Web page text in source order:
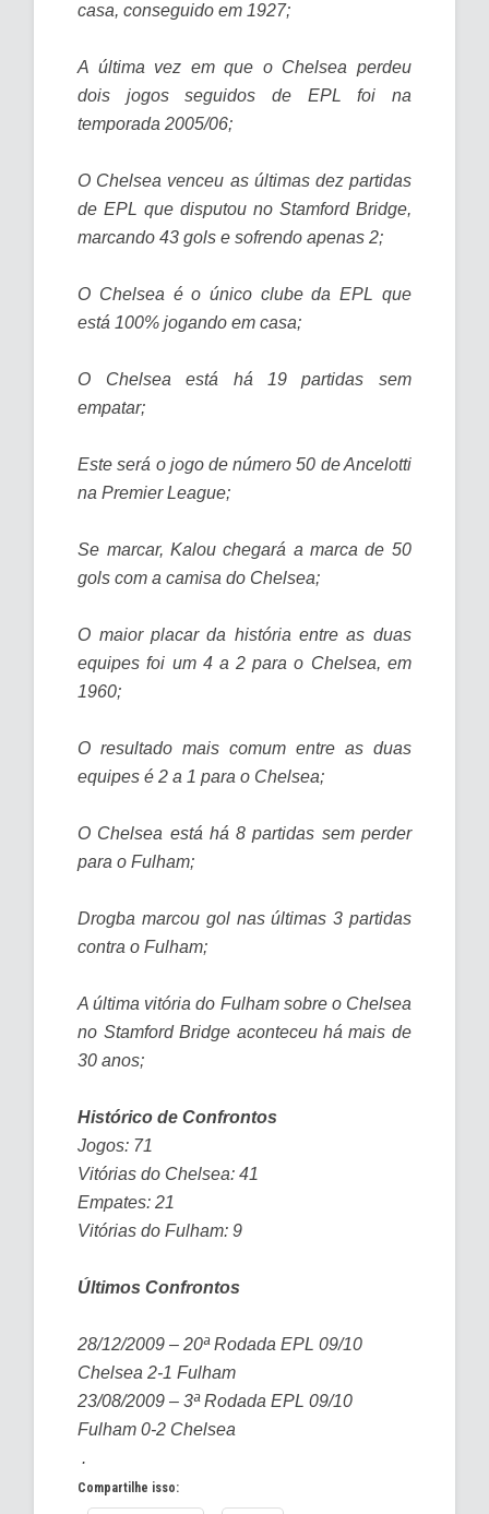
casa, conseguido em 1927;
A última vez em que o Chelsea perdeu
dois jogos seguidos de EPL foi na
temporada 2005/06;
O Chelsea venceu as últimas dez partidas
de EPL que disputou no Stamford Bridge,
marcando 43 gols e sofrendo apenas 2;
O Chelsea é o único clube da EPL que
está 100% jogando em casa;
O Chelsea está há 19 partidas sem
empatar;
Este será o jogo de número 50 de Ancelotti
na Premier League;
Se marcar, Kalou chegará a marca de 50
gols com a camisa do Chelsea;
O maior placar da história entre as duas
equipes foi um 4 a 2 para o Chelsea, em
1960;
O resultado mais comum entre as duas
equipes é 2 a 1 para o Chelsea;
O Chelsea está há 8 partidas sem perder
para o Fulham;
Drogba marcou gol nas últimas 3 partidas
contra o Fulham;
A última vitória do Fulham sobre o Chelsea
no Stamford Bridge aconteceu há mais de
30 anos;
Histórico de Confrontos
Jogos: 71
Vitórias do Chelsea: 41
Empates: 21
Vitórias do Fulham: 9
Últimos Confrontos
28/12/2009 – 20ª Rodada EPL 09/10
Chelsea 2-1 Fulham
23/08/2009 – 3ª Rodada EPL 09/10
Fulham 0-2 Chelsea
.
Compartilhe isso: